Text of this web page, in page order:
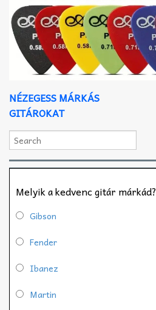
NÉZEGESS MÁRKÁS
GITÁROKAT
Melyik a kedvenc gitár márkád?
Gibson
Fender
Ibanez
Martin